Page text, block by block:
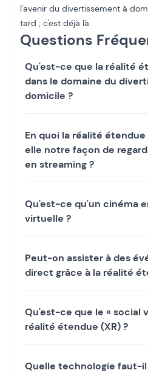
l'avenir du divertissement à
tard ; c'est déjà là.
Questions
Qu'est-ce que la réalité
dans le domaine du
domicile ?
En quoi la réalité
elle notre façon de
en streaming ?
Qu'est-ce qu'un cinéma
virtuelle ?
Peut-on assister à des
direct grâce à la réalité
Qu'est-ce que le « social
réalité étendue (XR) ?
Quelle technologie faut-